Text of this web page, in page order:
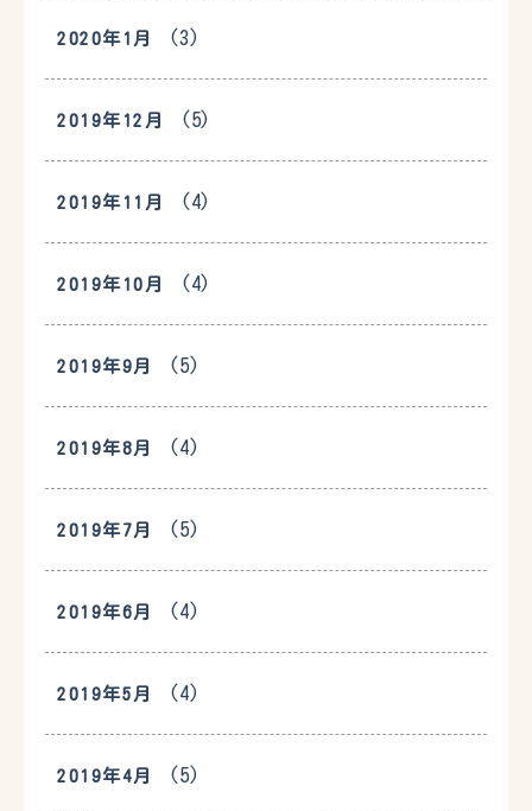
2020年1月 (3)
2019年12月 (5)
2019年11月 (4)
2019年10月 (4)
2019年9月 (5)
2019年8月 (4)
2019年7月 (5)
2019年6月 (4)
2019年5月 (4)
2019年4月 (5)